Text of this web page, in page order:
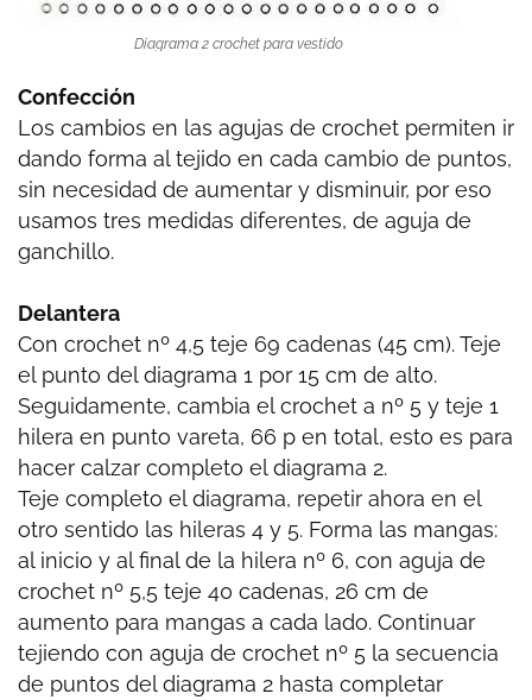
Diagrama 2 crochet para vestido
Confección
Los cambios en las agujas de crochet permiten ir
dando forma al tejido en cada cambio de puntos,
sin necesidad de aumentar y disminuir, por eso
usamos tres medidas diferentes, de aguja de
ganchillo.
Delantera
Con crochet nº 4,5 teje 69 cadenas (45 cm). Teje
el punto del diagrama 1 por 15 cm de alto.
Seguidamente, cambia el crochet a nº 5 y teje 1
hilera en punto vareta, 66 p en total, esto es para
hacer calzar completo el diagrama 2.
Teje completo el diagrama, repetir ahora en el
otro sentido las hileras 4 y 5. Forma las mangas:
al inicio y al final de la hilera nº 6, con aguja de
crochet nº 5,5 teje 40 cadenas, 26 cm de
aumento para mangas a cada lado. Continuar
tejiendo con aguja de crochet nº 5 la secuencia
de puntos del diagrama 2 hasta completar